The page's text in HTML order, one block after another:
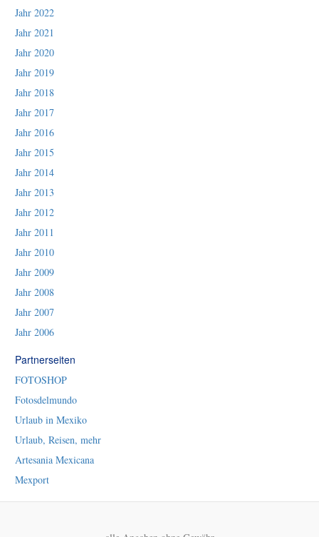
Jahr 2022
Jahr 2021
Jahr 2020
Jahr 2019
Jahr 2018
Jahr 2017
Jahr 2016
Jahr 2015
Jahr 2014
Jahr 2013
Jahr 2012
Jahr 2011
Jahr 2010
Jahr 2009
Jahr 2008
Jahr 2007
Jahr 2006
Partnerseiten
FOTOSHOP
Fotosdelmundo
Urlaub in Mexiko
Urlaub, Reisen, mehr
Artesania Mexicana
Mexport